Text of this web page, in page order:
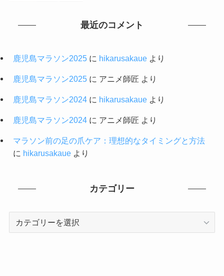
最近のコメント
鹿児島マラソン2025に hikarusakaueより
鹿児島マラソン2025に アニメ師匠 より
鹿児島マラソン2024に hikarusakaueより
鹿児島マラソン2024に アニメ師匠 より
マラソン前の足の爪ケア：理想的なタイミングと方法
に hikarusakaueより
カテゴリー